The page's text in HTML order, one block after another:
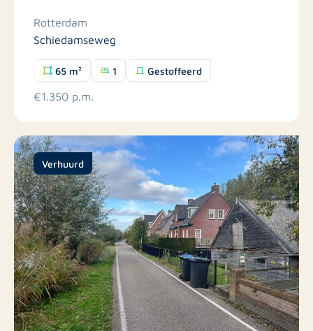
Rotterdam
Schiedamseweg
65 m² 1 Gestoffeerd
€1.350 p.m.
Verhuurd